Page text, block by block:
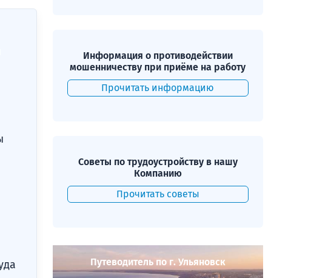
Информация о противодействии
мошенничеству при приёме на работу
Прочитать информацию
Советы по трудоустройству в нашу
Компанию
Прочитать советы
Путеводитель по г. Ульяновск